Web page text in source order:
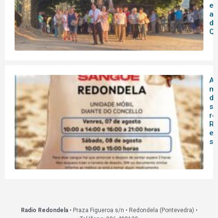
de
A
Radio Redondela• Praza Figueroa s/n • Redondela (Pontevedra) •